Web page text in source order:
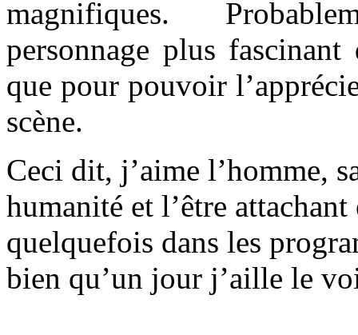
magnifiques.
personnage plus
que pour pouvoir
scène.
Ceci dit, j’aime l’homme,
humanité et l’être
quelquefois dans les
bien qu’un jour j’aille le